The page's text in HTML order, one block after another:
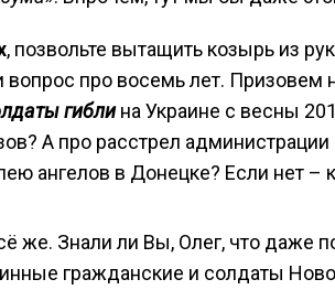
, позвольте вытащить козырь из
вопрос про восемь лет. Призовем
гиблина Украине с весны
А про расстрел
ангелов в Донецке? Если нет
же. Знали ли Вы, Олег, что даже
гражданские и солдаты